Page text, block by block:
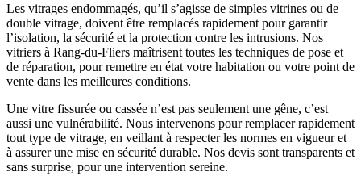
Les vitrages endommagés, qu’il s’agisse de simples vitrines ou de
double vitrage, doivent être remplacés rapidement pour garantir
l’isolation, la sécurité et la protection contre les intrusions. Nos
vitriers à Rang-du-Fliers maîtrisent toutes les techniques de pose et
de réparation, pour remettre en état votre habitation ou votre point de
vente dans les meilleures conditions.
Une vitre fissurée ou cassée n’est pas seulement une gêne, c’est
aussi une vulnérabilité. Nous intervenons pour remplacer rapidement
tout type de vitrage, en veillant à respecter les normes en vigueur et
à assurer une mise en sécurité durable. Nos devis sont transparents et
sans surprise, pour une intervention sereine.